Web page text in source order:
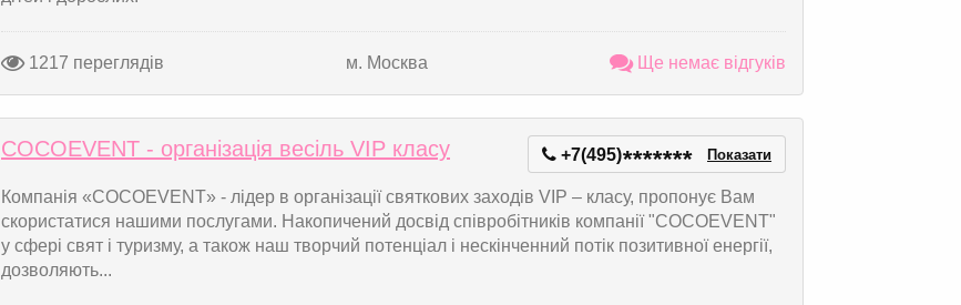
1217 переглядів м. Москва Ще немає відгуків
COCOEVENT - організація весіль VIP класу +7(495)******* Показати
Компанія «COCOEVENT» - лідер в організації святкових заходів VIP – класу, пропонує Вам
скористатися нашими послугами. Накопичений досвід співробітників компанії "COCOEVENT"
у сфері свят і туризму, а також наш творчий потенціал і нескінченний потік позитивної енергії,
дозволяють...